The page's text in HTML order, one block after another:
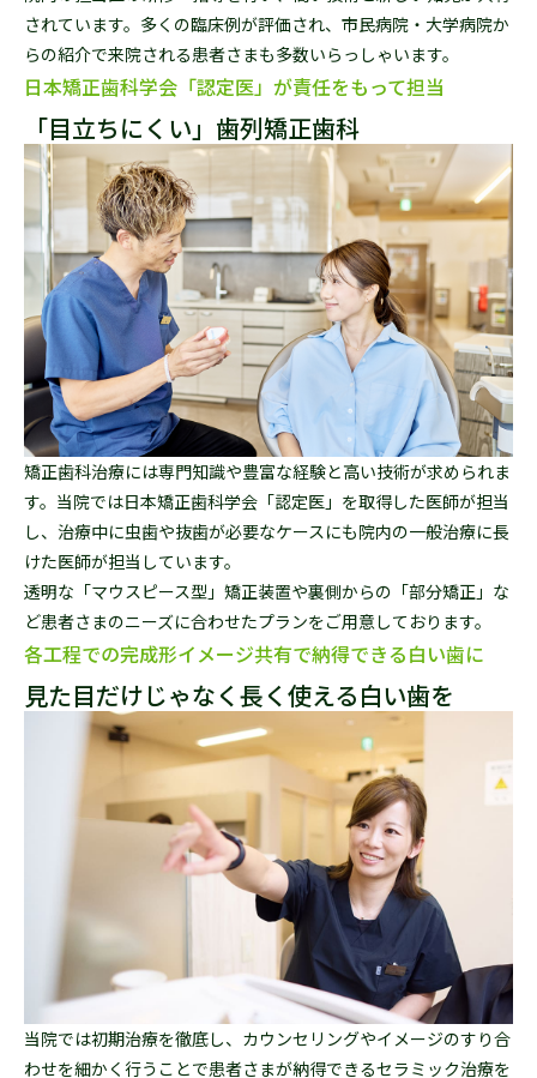
されています。多くの臨床例が評価され、市民病院・大学病院か
らの紹介で来院される患者さまも多数いらっしゃいます。
日本矯正歯科学会「認定医」が責任をもって担当
「目立ちにくい」歯列矯正歯科
矯正歯科治療には専門知識や豊富な経験と高い技術が求められま
す。当院では日本矯正歯科学会「認定医」を取得した医師が担当
し、治療中に虫歯や抜歯が必要なケースにも院内の一般治療に長
けた医師が担当しています。
透明な「マウスピース型」矯正装置や裏側からの「部分矯正」な
ど患者さまのニーズに合わせたプランをご用意しております。
各工程での完成形イメージ共有で納得できる白い歯に
見た目だけじゃなく長く使える白い歯を
当院では初期治療を徹底し、カウンセリングやイメージのすり合
わせを細かく行うことで患者さまが納得できるセラミック治療を